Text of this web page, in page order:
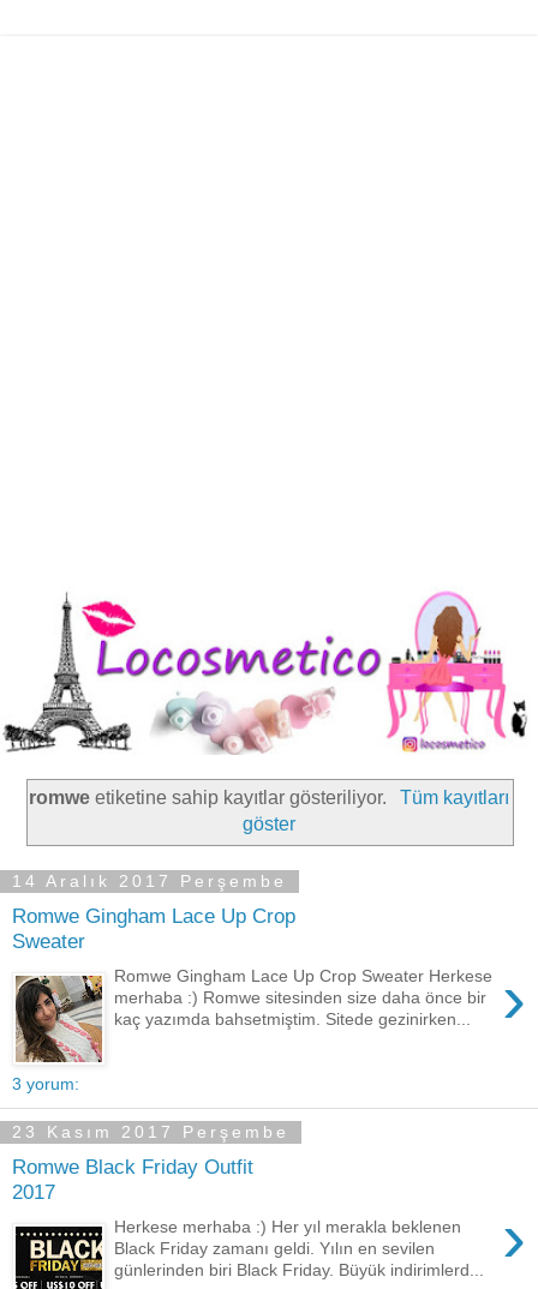
romwe etiketine sahip kayıtlar gösteriliyor.
Tüm kayıtları
göster
14 Aralık 2017 Perşembe
Romwe Gingham Lace Up Crop
Sweater
›
Romwe Gingham Lace Up Crop Sweater Herkese
merhaba :) Romwe sitesinden size daha önce bir
kaç yazımda bahsetmiştim. Sitede gezinirken...
3 yorum:
23 Kasım 2017 Perşembe
Romwe Black Friday Outfit
2017
›
Herkese merhaba :) Her yıl merakla beklenen
Black Friday zamanı geldi. Yılın en sevilen
günlerinden biri Black Friday. Büyük indirimlerd...